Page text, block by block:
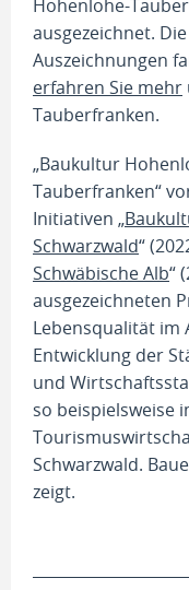
Hohenlohe-
ausgezeichnet.
Auszeichnungen
erfahren Sie mehr
Tauberfranken.
„Baukultur
Tauberfranken“
Initiativen „
Schwarzwald“
Schwäbische Alb“
ausgezeichneten
Lebensqualität im
Entwicklung der
und
so beispielsweise
Schwarzwald.
zeigt.